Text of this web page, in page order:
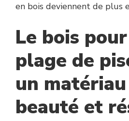
en bois deviennent de plus
Le bois
plage de
un
beauté et